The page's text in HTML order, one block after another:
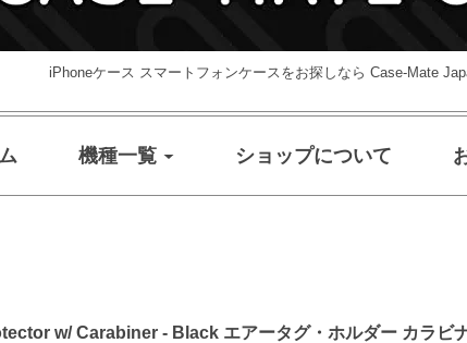
iPhoneケース スマートフォンケースをお探しなら Case-Mate
機種一覧 ショップについて
w/ Carabiner - Black エアータグ・ホルダー カラビ